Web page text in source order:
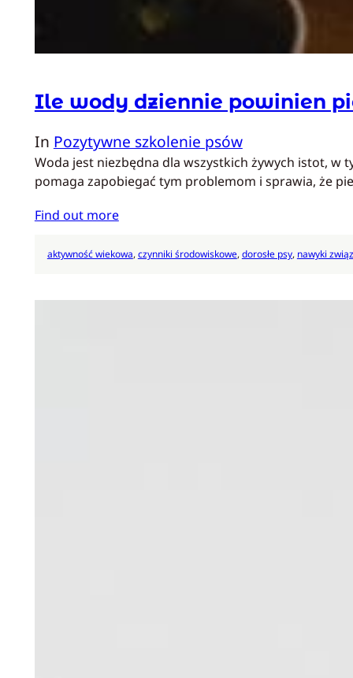
Ile wody dziennie powinien
In Pozytywne szkolenie psów
Woda jest niezbędna dla wszystkich żywych istot,
pomaga zapobiegać tym problemom i sprawia, że
Find out more
aktywność wiekowa, czynniki środowiskowe, dorosłe psy, nawyki